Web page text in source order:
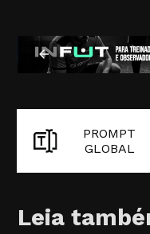
PROMPT
GLOBAL
Leia